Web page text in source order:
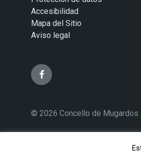
Accesibilidad
Mapa del Sitio
Aviso legal
© 2026 Concello de Mugardos